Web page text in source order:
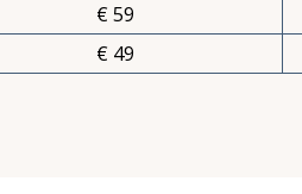
€ 59
€ 49